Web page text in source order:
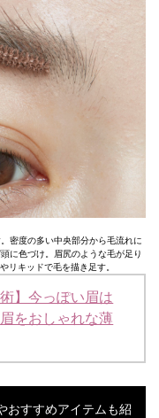
密度の多い中央部分から毛流れに
に色づけ。眉尻のような毛が足り
リキッドで毛を描き足す。
術】今っぽい眉は
をおしゃれな薄
おすすめアイテムも紹